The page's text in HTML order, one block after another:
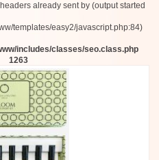
already sent by (output started
templates/easy2/javascript.php:84)
includes/classes/seo.class.php
1263